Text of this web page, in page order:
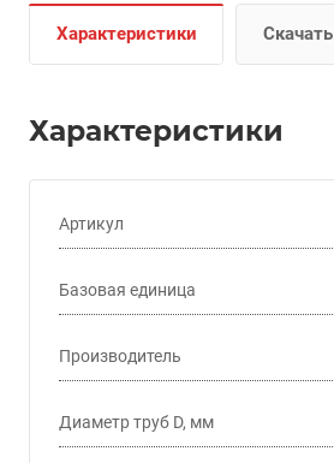
Характеристики Скачать
Характеристики
Артикул
Базовая единица
Производитель
Диаметр труб D, мм